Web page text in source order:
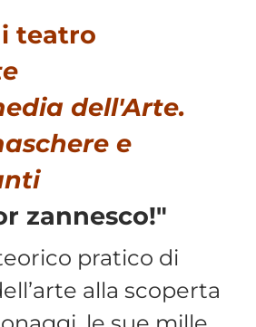
teatro
dell'Arte.
e
zannesco!"
pratico di
alla scoperta